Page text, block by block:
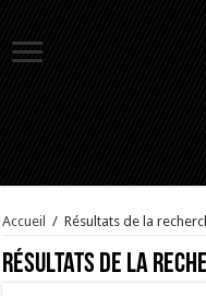
Accueil / Résultats de la
Résultats de la